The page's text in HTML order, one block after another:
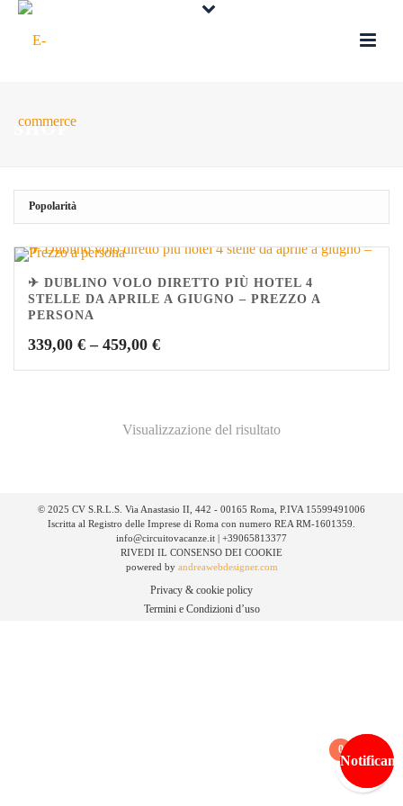
SHOP
✈ DUBLINO VOLO DIRETTO PIÙ HOTEL 4
STELLE DA APRILE A GIUGNO – PREZZO A
PERSONA
339,00 € – 459,00 €
Visualizzazione del risultato
© 2025 CV S.R.L.S. Via Anastasio II, 442 - 00165 Roma, P.IVA 15599491006
Iscritta al Registro delle Imprese di Roma con numero REA RM-1601359.
info@circuitovacanze.it | +39065813377
RIVEDI IL CONSENSO DEI COOKIE
powered by andreawebdesigner.com
Privacy & cookie policy
Termini e Condizioni d’uso
0
Notificami
Notificami